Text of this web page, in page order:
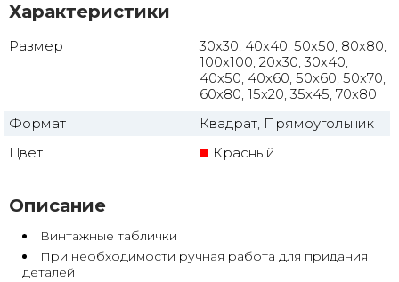
Характеристики
Размер
30x30, 40x40, 50x50, 80x80,
100x100, 20x30, 30x40,
40x50, 40x60, 50x60, 50x70,
60x80, 15x20, 35x45, 70x80
Формат
Квадрат, Прямоугольник
Цвет
Красный
Описание
Винтажные таблички
При необходимости ручная работа для придания
деталей